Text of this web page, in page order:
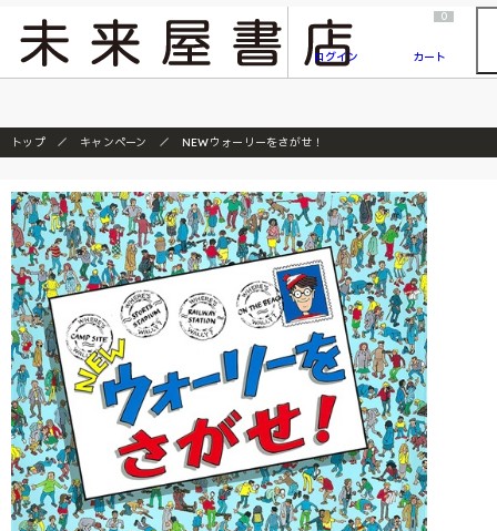
『ONE PIECE magazine 021 ONE PIECEカード付き同梱版』発売延期のご案内
ログイン
0
カート
トップ キャンペーン NEWウォーリーをさがせ！